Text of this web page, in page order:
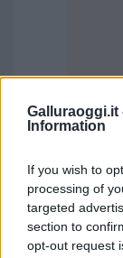
Galluraoggi.it
Information
If you wish to
processing of
targeted
section to
opt-out request
Vuoi
Puoi
cliccando